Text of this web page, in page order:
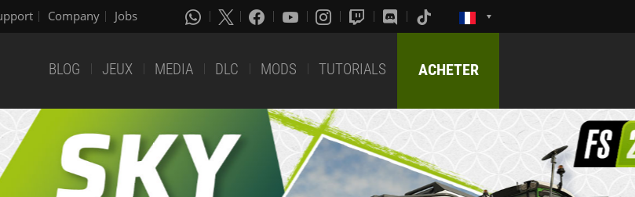
Company Jobs
BLOG JEUX MEDIA DLC MODS TUTORIALS ACHETER